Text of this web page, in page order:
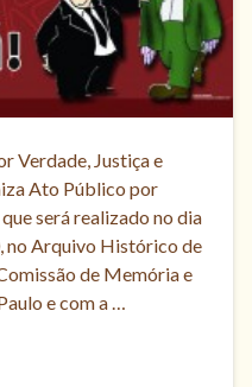
Verdade, Justiça e
Ato Público por
será realizado no dia
no Arquivo Histórico de
de Memória e
e com a …